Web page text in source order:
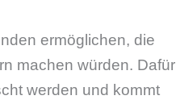
ermöglichen, die
machen würden. Dafür
werden und kommt